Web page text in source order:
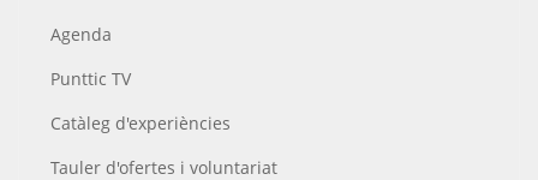
Agenda
Punttic TV
Catàleg d'experiències
Tauler d'ofertes i voluntariat